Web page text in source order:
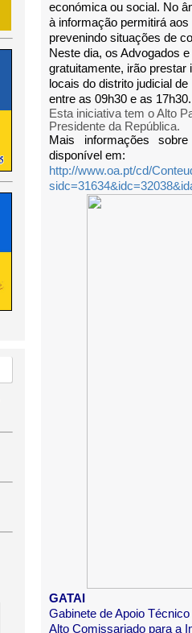
económica ou social. No
à informação permitirá
prevenindo situações de
Neste dia, os Advogados
gratuitamente, irão
locais do distrito judicial
entre as 09h30 e as 17h30.
Esta iniciativa tem o Alto
Presidente da República.
Mais informações
disponível em:
http://www.oa.pt/cd/
GATAI
Gabinete de Apoio
Alto Comissariado para a